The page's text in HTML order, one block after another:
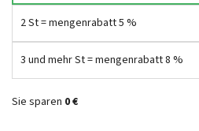
2 St = mengenrabatt 5 %
3 und mehr St = mengenrabatt 8 %
Sie sparen 0 €